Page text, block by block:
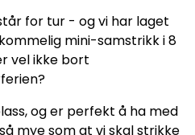
for tur - og vi har laget
mini-samstrikk i 8
vel ikke bort
og er perfekt å ha med
mye som at vi skal strikke